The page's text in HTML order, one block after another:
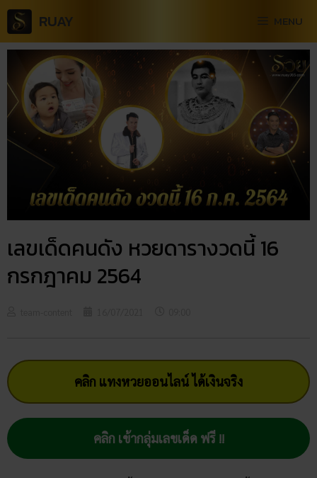
RUAY MENU
เลขเด็ดคนดัง หวยดารางวดนี้ 16
กรกฎาคม 2564
คลิก แทงหวยออนไลน์ ได้เงินจริง
คลิก เข้ากลุ่มเลขเด็ด ฟรี !!